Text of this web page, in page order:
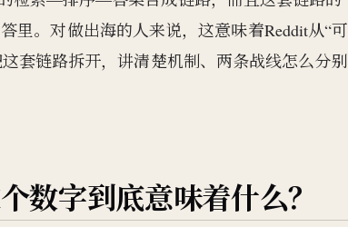
里。对做出海的人来说，这意味着Reddit从“可
套链路拆开，讲清楚机制、两条战线怎么分别
数字到底意味着什么？